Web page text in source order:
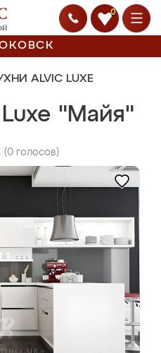
0
ALVIC LUXE
"Майя"
(0 голосов)